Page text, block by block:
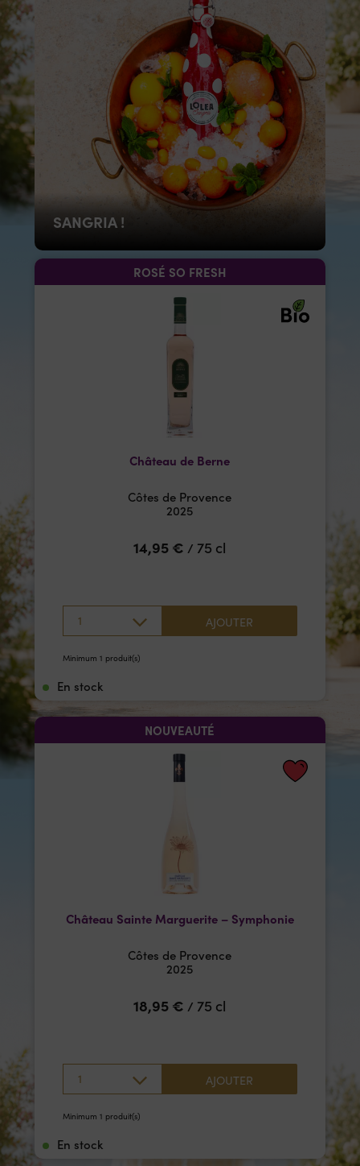
SANGRIA !
ROSÉ SO FRESH
Château de Berne
Côtes de Provence
2025
14,95 € / 75 cl
1 AJOUTER
Minimum 1 produit(s)
En stock
NOUVEAUTÉ
Château Sainte Marguerite – Symphonie
Côtes de Provence
2025
18,95 € / 75 cl
1 AJOUTER
Minimum 1 produit(s)
En stock